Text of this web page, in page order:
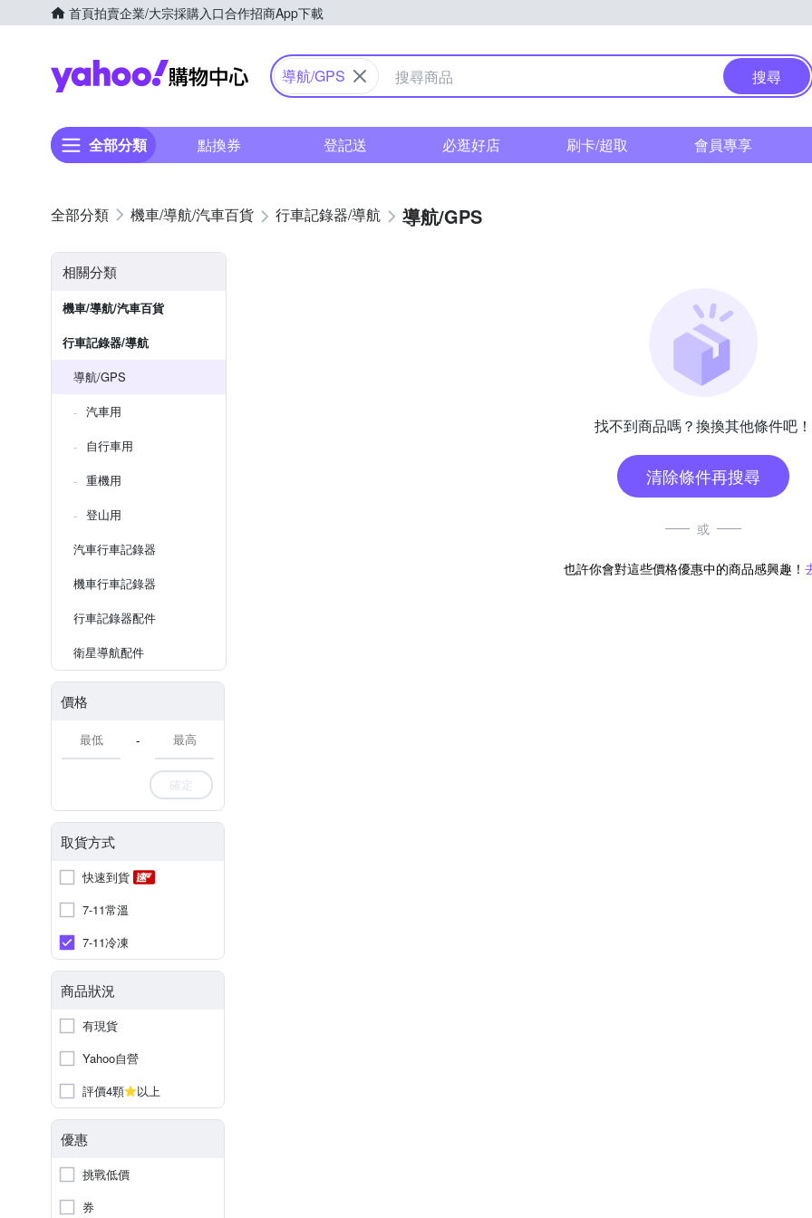
首頁拍賣企業/大宗採購入口合作招商App下載
Yahoo購物中心
導航/GPS 搜尋
全部分類 點換券 登記送 必逛好店 刷卡/超取 會員專享
機車/導航/汽車百貨 行車記錄器/導航 導航/GPS
相關分類
機車/導航/汽車百貨
行車記錄器/導航
導航/GPS
汽車用
自行車用
重機用
登山用
汽車行車記錄器
機車行車記錄器
行車記錄器配件
衛星導航配件
價格
-
確定
取貨方式
快速到貨
7-11常溫
7-11冷凍
商品狀況
有現貨
Yahoo自營
評價4顆
以上
優惠
挑戰低價
券
找不到商品嗎？換換其他條件吧！
清除條件再搜尋
或
也許你會對這些價格優惠中的商品感興趣！